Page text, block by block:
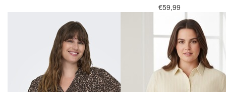
€59,99